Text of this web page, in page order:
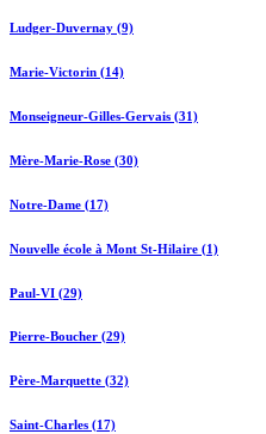
Ludger-Duvernay (9)
Marie-Victorin (14)
Monseigneur-Gilles-Gervais (31)
Mère-Marie-Rose (30)
Notre-Dame (17)
Nouvelle école à Mont St-Hilaire (1)
Paul-VI (29)
Pierre-Boucher (29)
Père-Marquette (32)
Saint-Charles (17)